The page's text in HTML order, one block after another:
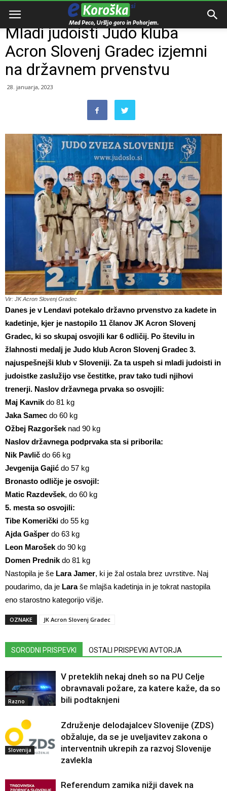
Domov
Mladi judoisti Judo kluba
Acron Slovenj Gradec izjemni
na državnem prvenstvu
28. januarja, 2023
Vir: JK Acron Slovenj Gradec
Danes je v Lendavi potekalo državno prvenstvo za kadete in
kadetinje, kjer je nastopilo 11 članov JK Acron Slovenj
Gradec, ki so skupaj osvojili kar 6 odličij. Po številu in
žlahnosti medalj je Judo klub Acron Slovenj Gradec 3.
najuspešnejši klub v Sloveniji. Za ta uspeh si mladi judoisti in
judoistke zaslužijo vse čestitke, prav tako tudi njihovi
trenerji. Naslov državnega prvaka so osvojili:
Maj Kavnik do 81 kg
Jaka Samec do 60 kg
Ožbej Razgoršek nad 90 kg
Naslov državnega podprvaka sta si priborila:
Nik Pavlič do 66 kg
Jevgenija Gajić do 57 kg
Bronasto odličje je osvojil:
Matic Razdevšek, do 60 kg
5. mesta so osvojili:
Tibe Komerički do 55 kg
Ajda Gašper do 63 kg
Leon Marošek do 90 kg
Domen Prednik do 81 kg
Nastopila je še Lara Jamer, ki je žal ostala brez uvrstitve. Naj
poudarimo, da je Laraše mlajša kadetinja in je tokrat nastopila
eno starostno kategorijo višje.
OZNAKE JK Acron Slovenj Gradec
SORODNI PRISPEVKI OSTALI PRISPEVKI AVTORJA
Razno
V preteklih nekaj dneh so na PU Celje
obravnavali požare, za katere kaže, da so
bili podtaknjeni
Slovenija
Združenje delodajalcev Slovenije (ZDS)
obžaluje, da se je uveljavitev zakona o
interventnih ukrepih za razvoj Slovenije
zavlekla
Referendum zamika nižji davek na